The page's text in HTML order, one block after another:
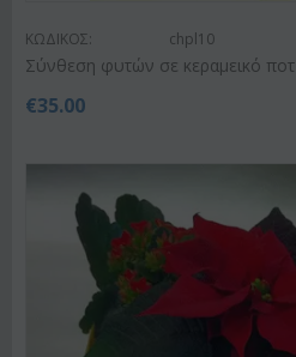
ΚΩΔΙΚΟΣ: chpl10
Σύνθεση φυτών σε κεραμεικό ποτ
€35.00